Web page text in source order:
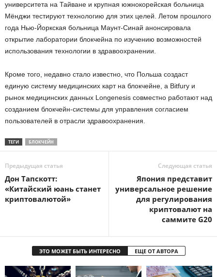
университета на Тайване и крупная южнокорейская больница
Мёнджи тестируют технологию для этих целей. Летом прошлого
года Нью-Йоркская больница Маунт-Синай анонсировала
открытие лаборатории блокчейна по изучению возможностей
использования технологии в здравоохранении.
Кроме того, недавно стало известно, что Польша создаст
единую систему медицинских карт на блокчейне, а Bitfury и
рынок медицинских данных Longenesis совместно работают над
созданием блокчейн-системы для управления согласием
пользователей в отрасли здравоохранения.
ТЕГИ БЛОКЧЕЙН
Предыдущая статья
Дон Тапскотт:
«Китайский юань станет
криптовалютой»
Следующая статья
Япония представит
универсальное решение
для регулирования
криптовалют на
саммите G20
ЭТО МОЖЕТ БЫТЬ ИНТЕРЕСНО ЕЩЕ ОТ АВТОРА